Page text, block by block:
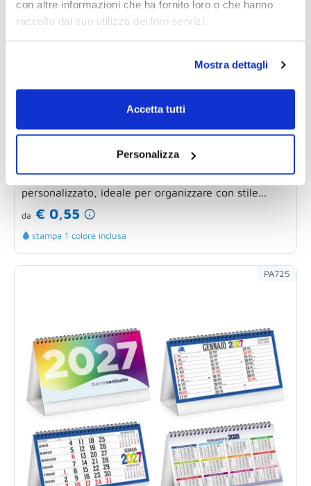
con altre informazioni che ha fornito loro o che hanno
raccolto dal suo utilizzo dei loro servizi.
Mostra dettagli
Accetta tutti
Personalizza
personalizzabile con supporto rigido
Calendarietto da tavolo MODERNO TABLE
personalizzato, ideale per organizzare con stile...
da € 0,55
stampa 1 colore inclusa
PA725